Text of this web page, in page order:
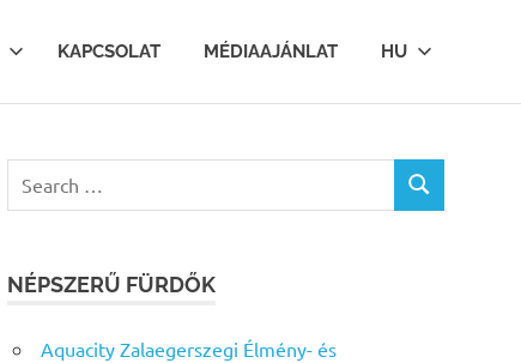
KAPCSOLAT MÉDIAAJÁNLAT HU
for:
SEARCH
NÉPSZERŰ FÜRDŐK
Aquacity Zalaegerszegi Élmény- és